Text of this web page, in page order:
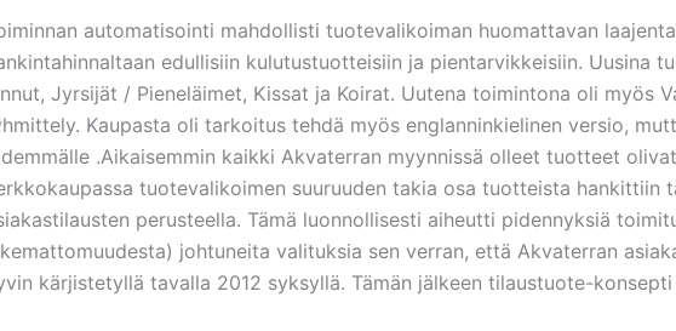
automatisointi mahdollisti tuotevalikoiman huomattavan
edullisiin kulutustuotteisiin ja pientarvikkeisiin. Uusina
Jyrsijät / Pieneläimet, Kissat ja Koirat. Uutena toimintona oli myös
Kaupasta oli tarkoitus tehdä myös englanninkielinen versio,
.Aikaisemmin kaikki Akvaterran myynnissä olleet tuotteet
tuotevalikoimen suuruuden takia osa tuotteista hankittiin
perusteella. Tämä luonnollisesti aiheutti pidennyksiä
johtuneita valituksia sen verran, että Akvaterran
kärjistetyllä tavalla 2012 syksyllä. Tämän jälkeen tilaustuote-